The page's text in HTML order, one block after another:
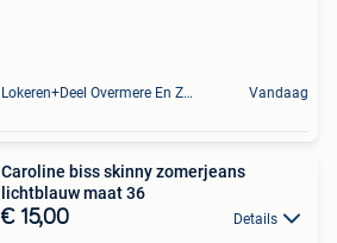
Lokeren+Deel Overmere En Zele Vandaag
Caroline biss skinny zomerjeans
lichtblauw maat 36
€ 15,00 Details